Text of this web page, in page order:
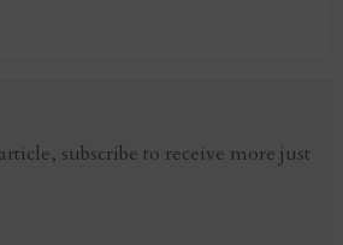
subscribe to receive more just